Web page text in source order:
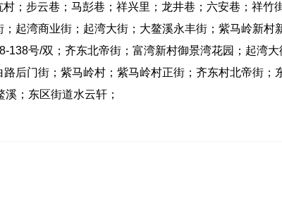
；步云巷；马彭巷；祥兴里；龙井巷；六安巷；祥竹
起湾商业街；起湾大街；大鳌溪永丰街；紫马岭新村
138号/双；齐东北帝街；富湾新村御景湾花园；起湾大
后门街；紫马岭村；紫马岭村正街；齐东村北帝街；
；东区街道水云轩；